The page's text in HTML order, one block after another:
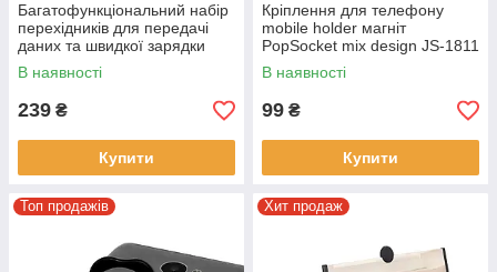
Багатофункціональний набір
перехідників для передачі
даних та швидкої зарядки
гаджетів 60 Вт Чорний
В наявності
239 ₴
Купити
Кріплення для телефону
mobile holder магніт
PopSocket mix design JS-1811
В наявності
99 ₴
Купити
Топ продажів Хит продаж